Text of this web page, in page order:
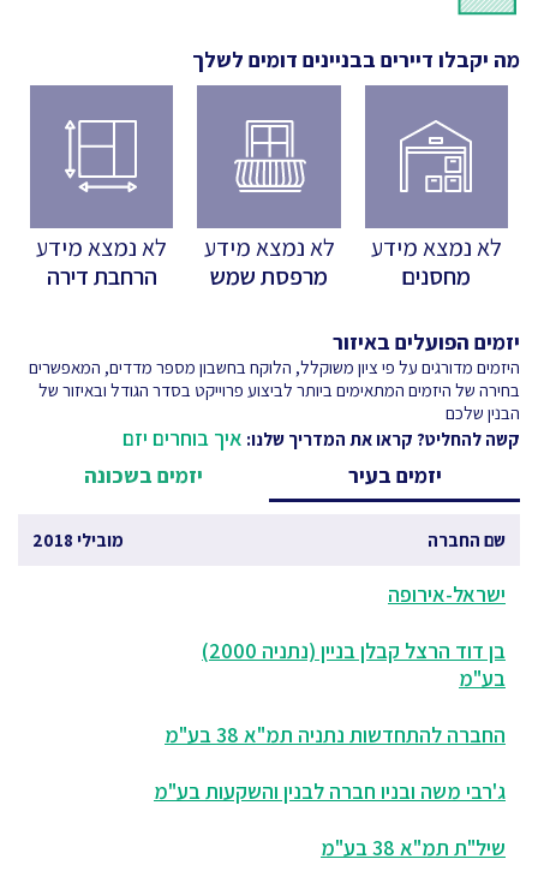
מה יקבלו דיירים בבניינים דומים לשלך
לא נמצא מידע
מחסנים
לא נמצא מידע
מרפסת שמש
לא נמצא מידע
הרחבת דירה
יזמים הפועלים באיזור
היזמים מדורגים על פי ציון משוקלל, הלוקח בחשבון מספר מדדים, המאפשרים
בחירה של היזמים המתאימים ביותר לביצוע פרוייקט בסדר הגודל ובאיזור של
הבנין שלכם
קשה להחליט? קראו את המדריך שלנו: איך בוחרים יזם
יזמים בעיר
יזמים בשכונה
שם החברה מובילי 2018
ישראל-אירופה
בן דוד הרצל קבלן בניין (נתניה 2000)
בע"מ
החברה להתחדשות נתניה תמ"א 38 בע"מ
ג'רבי משה ובניו חברה לבנין והשקעות בע"מ
שיל"ת תמ"א 38 בע"מ